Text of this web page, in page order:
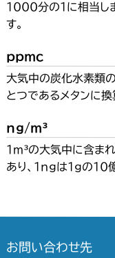
1000分の1に相当し
す。
ppmc
大気中の炭化水素類
とつであるメタンに
ng/m³
１m³の大気中に含ま
あり、1ngは1gの10億
お問い合わせ先